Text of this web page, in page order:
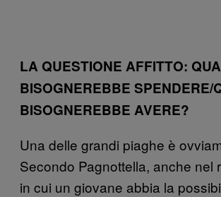
LA QUESTIONE AFFITTO:
BISOGNEREBBE SPENDERE/
BISOGNEREBBE AVERE?
Una delle grandi piaghe è
Secondo Pagnottella, anche nel
in cui un giovane abbia la